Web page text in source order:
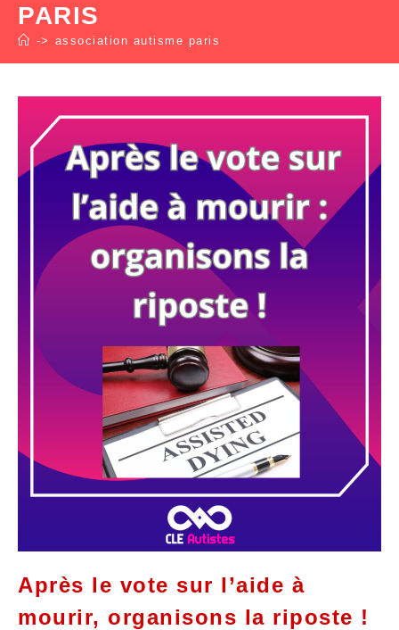
PARIS
-> association autisme paris
Après le vote sur l’aide à
mourir, organisons la riposte !